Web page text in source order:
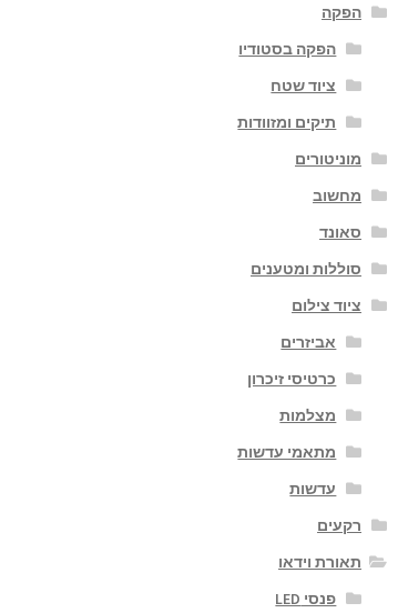
הפקה
הפקה בסטודיו
ציוד שטח
תיקים ומזוודות
מוניטורים
מחשוב
סאונד
סוללות ומטענים
ציוד צילום
אביזרים
כרטיסי זיכרון
מצלמות
מתאמי עדשות
עדשות
רקעים
תאורת וידאו
פנסי LED